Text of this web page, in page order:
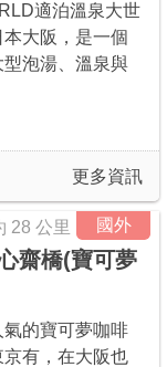
適泊溫泉大世
大阪，是一個
泡湯、溫泉與
更多資訊
國外
齋橋(寶可夢
28 公里
的寶可夢咖啡
京有，在大阪也